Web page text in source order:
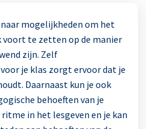
mogelijkheden om het
te zetten op de manier
zijn. Zelf
je klas zorgt ervoor dat je
Daarnaast kun je ook
behoeften van je
in het lesgeven en je kan